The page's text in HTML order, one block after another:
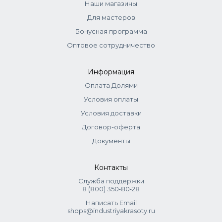
HYDROGENATED STYRENE / METHYL STYRENE / INDENE
COPOLYMER, PARAFFINUM LIQUIDUM, HYDROGENATED
Наши магазины
Для мастеров
Бонусная программа
Оптовое сотрудничество
Информация
Оплата Долями
Условия оплаты
Условия доставки
Договор-оферта
Документы
Контакты
Служба поддержки
8 (800) 350‑80‑28
Написать Email
shops@industriyakrasoty.ru